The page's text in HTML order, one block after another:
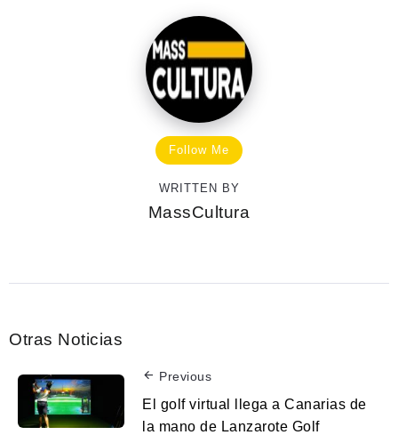
Follow Me
WRITTEN BY
MassCultura
Otras Noticias
Previous
El golf virtual llega a Canarias de
la mano de Lanzarote Golf